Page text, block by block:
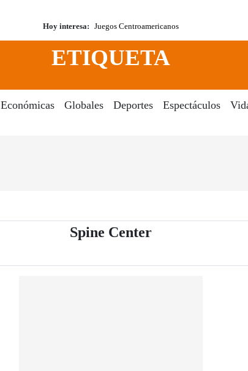
Hoy interesa: Juegos Centroamericanos
ETIQUETA
Económicas Globales Deportes Espectáculos
Spine Center- Periódico El